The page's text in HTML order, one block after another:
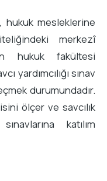
hukuk mesleklerine
merkezî
hukuk fakültesi
yardımcılığı sınav
durumundadır.
ölçer ve savcılık
katılım